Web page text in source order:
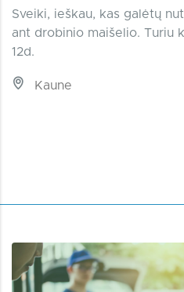
Sveiki, ieškau, kas galėtų
ant drobinio maišelio. Turiu
12d.
Kaune